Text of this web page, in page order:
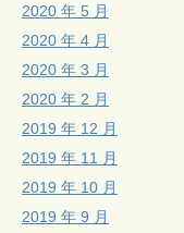
2020 年 5 月
2020 年 4 月
2020 年 3 月
2020 年 2 月
2019 年 12 月
2019 年 11 月
2019 年 10 月
2019 年 9 月